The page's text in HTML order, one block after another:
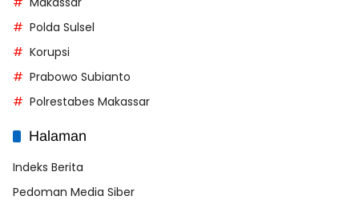
Polda Sulsel
Korupsi
Prabowo Subianto
Polrestabes Makassar
Halaman
Indeks Berita
Pedoman Media Siber